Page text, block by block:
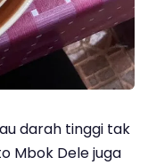
darah tinggi tak
Mbok Dele juga